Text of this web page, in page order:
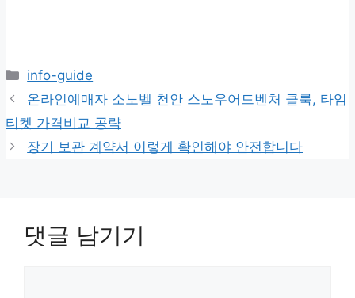
카
테
리
info-guide
온라인예매자 소노벨 천안 스노우어드벤처 클룩, 타임
티켓 가격비교 공략
장기 보관 계약서 이렇게 확인해야 안전합니다
댓글 남기기